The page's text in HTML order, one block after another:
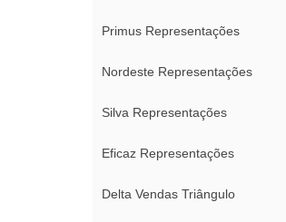
Primus Representações
Nordeste Representações
Silva Representações
Eficaz Representações
Delta Vendas Triângulo